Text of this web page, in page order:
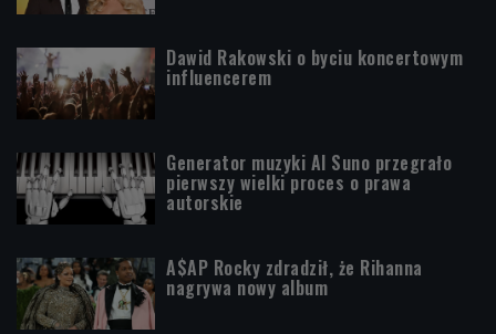
Dawid Rakowski o byciu koncertowym
influencerem
Generator muzyki AI Suno przegrało
pierwszy wielki proces o prawa
autorskie
A$AP Rocky zdradził, że Rihanna
nagrywa nowy album